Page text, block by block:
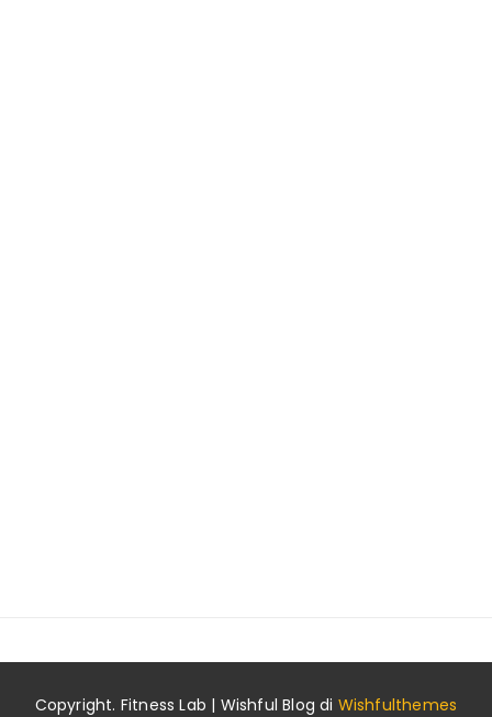
Copyright. Fitness Lab | Wishful Blog di Wishfulthemes